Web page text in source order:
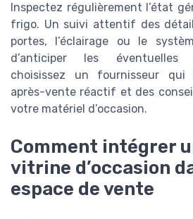
Inspectez régulièrement l’état
frigo. Un suivi attentif des
portes, l’éclairage ou le
d’anticiper les éventuelles
choisissez un fournisseur qui
après-vente réactif et des
votre matériel d’occasion.
Comment intégrer
vitrine d’occasion
espace de vente